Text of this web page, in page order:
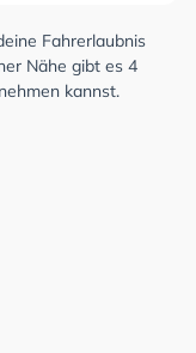
Fahrerlaubnis
Nähe gibt es 4
kannst.